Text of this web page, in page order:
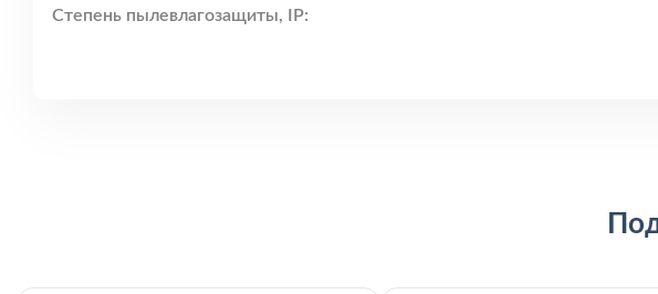
Степень пылевлагозащиты, IP: